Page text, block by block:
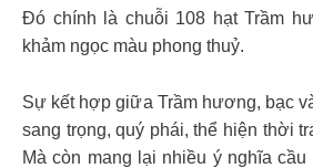
Đó chính là chuỗi 108 hạt Trầm
khảm ngọc màu phong thuỷ.
Sự kết hợp giữa Trầm hương, bạc
sang trọng, quý phái, thể hiện thời
Mà còn mang lại nhiều ý nghĩa